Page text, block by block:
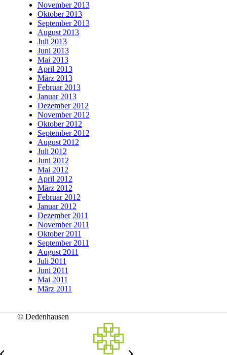
November 2013
Oktober 2013
September 2013
August 2013
Juli 2013
Juni 2013
Mai 2013
April 2013
März 2013
Februar 2013
Januar 2013
Dezember 2012
November 2012
Oktober 2012
September 2012
August 2012
Juli 2012
Juni 2012
Mai 2012
April 2012
März 2012
Februar 2012
Januar 2012
Dezember 2011
November 2011
Oktober 2011
September 2011
August 2011
Juli 2011
Juni 2011
Mai 2011
März 2011
© Dedenhausen